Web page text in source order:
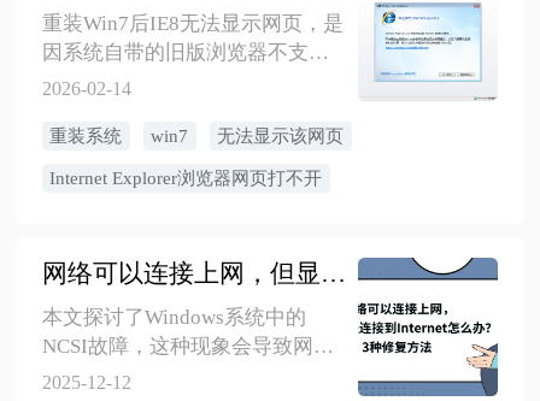
题。
重装Win7后IE8无法显示网页，是
因系统自带的旧版浏览器不支持
现代网页加密协议所致。解决方
即可。 推荐三种方法： 直接下
载：在IE地址栏输入baidu.com，
网页，先在IE的“Internet选项”中
勾选“使用TLS 1.1/1.2”，重启后再
访问官网下载。 U盘传输：前两
种无效时，用其他电脑下载兼容
Win7的浏览器安装包，通过U盘
2026-02-14
重装系统 win7 无法显示该网页
Internet Explorer浏览器网页打不开
网络可以连接上网，但显示无法连接到Internet怎么办？3种修复方法
本文探讨了Windows系统中的
NCSI故障，这种现象会导致网络
连接正常但系统误报“无
2025-12-12